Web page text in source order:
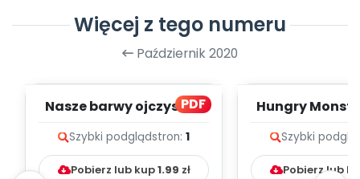
Więcej z tego numeru
Październik 2020
PDF
Nasze barwy ojczyste -
Szybki podglądstron: 1
Pobierz lub kup1.99 zł
Hungry
Szybki
Pobierz lub